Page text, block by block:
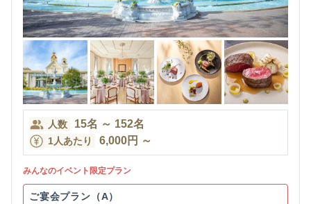
人数 15名 ～ 152名
1人あたり 6,000円 ～
みんなのイベント限定プラン
ご宴会プラン（A）